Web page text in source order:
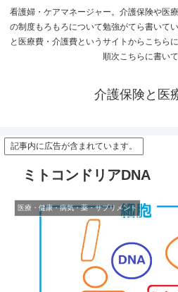
看護婦・ケアマネージャー。介護保険や医
の制度もろもろについて勉強がてら書いて
と医療費・介護費というサイトからこちら
順次こちらに書い
介護保険と医
記事内に広告が含まれています。
ミトコンドリアDNA
医療・健康・病気・薬・サプリメント